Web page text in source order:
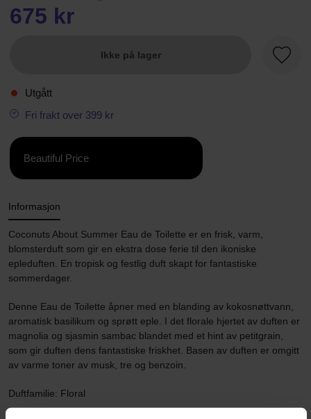
675 kr
Ikke på lager
Utgått
Fri frakt over 399 kr
Beautiful Price
Informasjon
Coconuts About Summer Eau de Toilette er en frisk, varm,
blomsterduft som gir en ekstra dose ferie til den ikoniske
epleduften. En tropisk og festlig duft skapt for fantastiske
sommerdager.
Denne Eau de Toilette åpner med en blanding av kokosnøttvann,
aromatisk basilikum og sprøtt eple. I det florale hjertet av duften er
magnolia og sjasmin sambac blandet med et hint av petitgrain,
som gir duften dens fantastiske friskhet. Basen av duften er omgitt
av varme toner av musk, tre og benzoin.
Duftfamilie: Floral